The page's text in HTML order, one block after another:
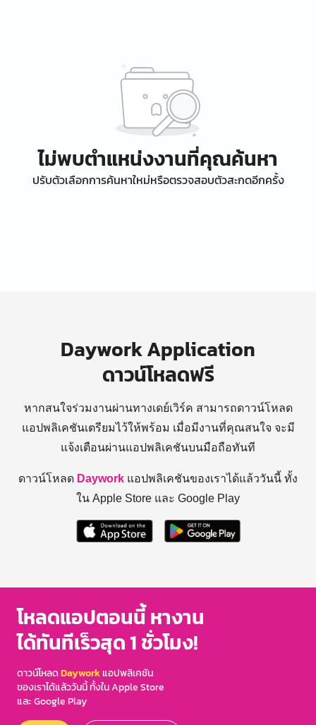
ไม่พบตำแหน่งงานที่คุณค้นหา
ปรับตัวเลือกการค้นหาใหม่หรือตรวจสอบตัวสะกดอีกครั้ง
Daywork Application
ดาวน์โหลดฟรี
หากสนใจร่วมงานผ่านทางเดย์เวิร์ค สามารถดาวน์โหลด
แอปพลิเคชันเตรียมไว้ให้พร้อม เมื่อมีงานที่คุณสนใจ จะมี
แจ้งเตือนผ่านแอปพลิเคชันบนมือถือทันที
ดาวน์โหลด Daywork แอปพลิเคชันของเราได้แล้ววันนี้ ทั้ง
ใน Apple Store และ Google Play
โหลดแอปตอนนี้ หางาน
ได้ทันทีเร็วสุด 1 ชั่วโมง!
ดาวน์โหลดDayworkแอปพลิเคชัน
ของเราได้แล้ววันนี้ ทั้งใน Apple Store
และ Google Play